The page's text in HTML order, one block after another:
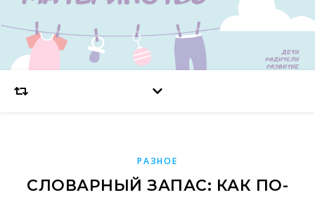
РАЗНОЕ
СЛОВАРНЫЙ ЗАПАС: КАК ПО-